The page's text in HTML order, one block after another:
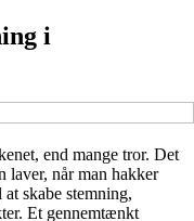
i
end mange tror. Det
laver, når man hakker
skabe stemning,
Et gennemtænkt